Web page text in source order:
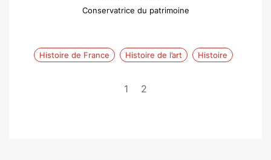
Conservatrice du patrimoine
Histoire de France Histoire de l’art Histoire
1 2